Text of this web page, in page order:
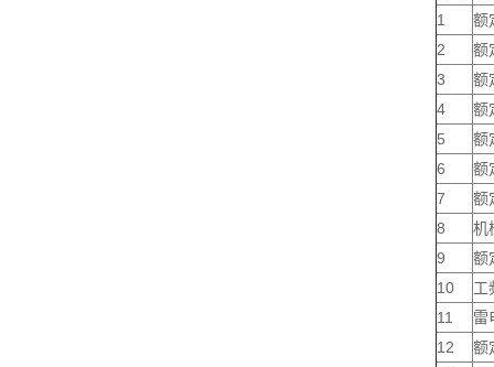
1
额
2
额
3
额
4
额
5
额
6
额
7
额
8
机
9
额
10
工
11
雷
12
额